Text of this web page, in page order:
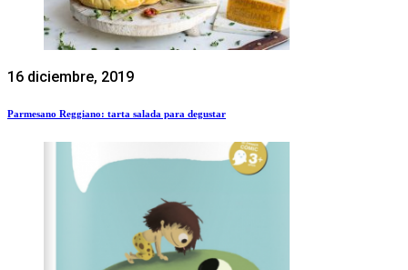
16 diciembre, 2019
Parmesano Reggiano: tarta salada para degustar